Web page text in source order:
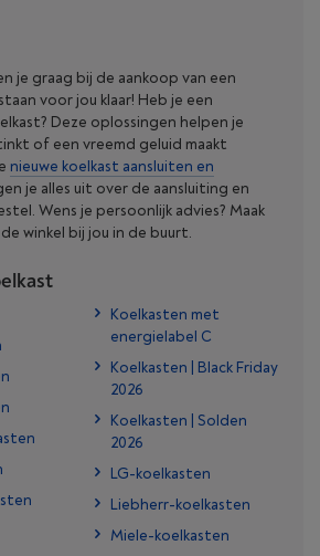
je graag bij de aankoop van een
voor jou klaar! Heb je een
Deze oplossingen helpen je
of een vreemd geluid maakt
nieuwe koelkast aansluiten en
je alles uit over de aansluiting en
Wens je persoonlijk advies? Maak
winkel bij jou in de buurt.
Koelkasten met
energielabel C
Koelkasten | Black Friday
2026
Koelkasten | Solden
2026
LG-koelkasten
Liebherr-koelkasten
Miele-koelkasten